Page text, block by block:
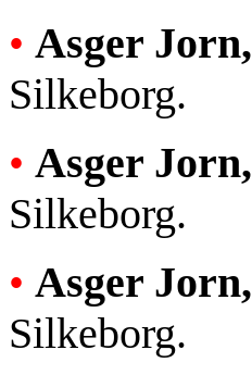
• Asger Jorn,
Silkeborg.
• Asger Jorn,
Silkeborg.
• Asger Jorn,
Silkeborg.